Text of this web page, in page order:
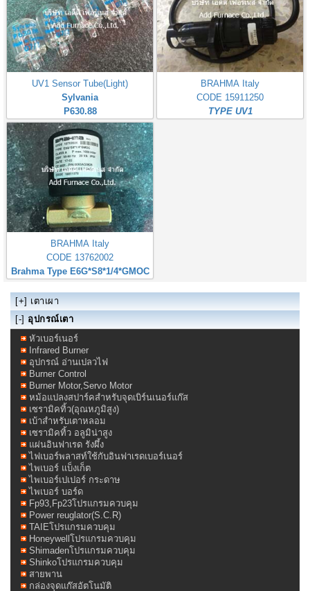
UV1 Sensor Tube(Light)
Sylvania
P630.88
BRAHMA Italy
CODE 15911250
TYPE UV1
BRAHMA Italy
CODE 13762002
Brahma Type E6G*S8*1/4*GMOC
[+] เตาเผา
[-] อุปกรณ์เตา
หัวเบอร์เนอร์
Infrared Burner
อุปกรณ์ อ่านเปลวไฟ
Burner Control
Burner Motor,Servo Motor
หม้อแปลงสปาร์คสำหรับจุดเบิร์นเนอร์แก๊ส
เซรามิคทิ้ว(อุณหภูมิสูง)
เบ้าสำหรับเตาหลอม
เซรามิคทิ้ว อลูมิน่าสูง
แผ่นอินฟาเรด รังผึ้ง
ไฟเบอร์พลาสท์ใช้กับอินฟาเรดเบอร์เนอร์
ไพเบอร์ แบ็งเก็ต
ไพเบอร์เปเปอร์ กระดาษ
ไพเบอร์ บอร์ด
Fp93,Fp23โปรแกรมควบคุม
Power reuglator(S.C.R)
TAIEโปรแกรมควบคุม
Honeywellโปรแกรมควบคุม
Shimadenโปรแกรมควบคุม
Shinkoโปรแกรมควบคุม
สายพาน
กล่องจุดแก๊สอัตโนมัติ